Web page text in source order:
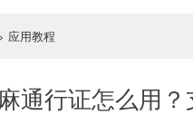
应用教程
通行证怎么用